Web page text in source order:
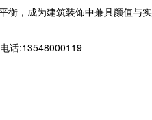
衡，成为建筑装饰中兼具颜值与实
话:13548000119